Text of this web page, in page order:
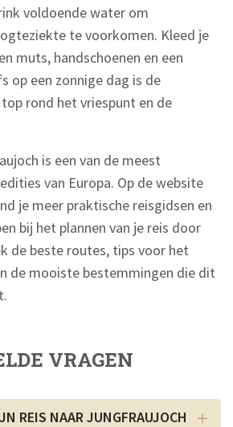
voldoende water om
te voorkomen. Kleed je
muts, handschoenen en een
op een zonnige dag is de
rond het vriespunt en de
is een van de meest
van Europa. Op de website
je meer praktische reisgidsen en
bij het plannen van je reis door
de beste routes, tips voor het
de mooiste bestemmingen die dit
VRAGEN
REIS NAAR JUNGFRAUJOCH